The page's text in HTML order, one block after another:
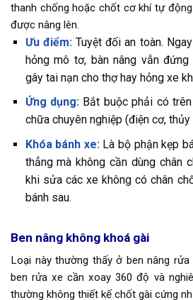
thanh chống hoặc chốt cơ khí tự
được nâng lên.
Ưu điểm: Tuyệt đối an toàn.
hỏng mô tơ, bàn nâng vẫn
gây tai nạn cho thợ hay hỏng xe
Ứng dụng: Bắt buộc phải có
chữa chuyên nghiệp (điện cơ, thủy
Khóa bánh xe: Là bộ phận kẹp
thẳng mà không cần dùng chân
khi sửa các xe không có chân
bánh sau.
Ben nâng không khoá gài
Loại này thường thấy ở ben nâng
ben rửa xe cần xoay 360 độ và
thường không thiết kế chốt gài cứng